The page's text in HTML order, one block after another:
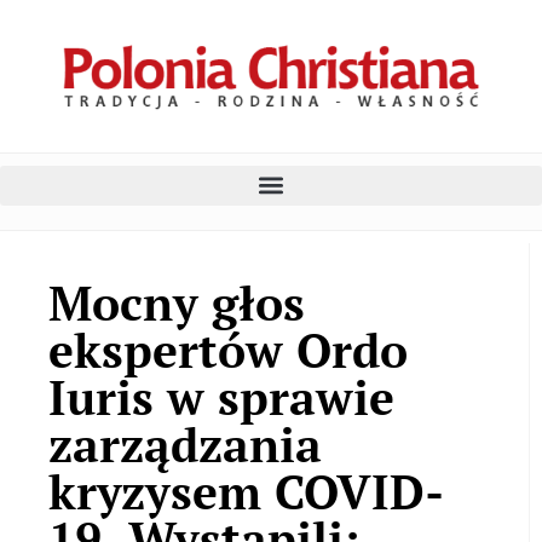
Mocny głos
ekspertów Ordo
Iuris w sprawie
zarządzania
kryzysem COVID-